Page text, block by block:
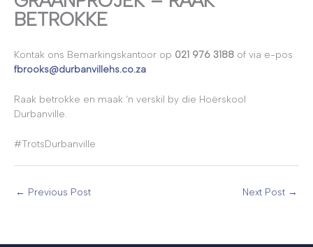
BETROKKE
Kontak ons Bemarkingskantoor op 021 976 3188 of via e-pos
fbrooks@durbanvillehs.co.za
Raak betrokke en maak ‘n verskil by die Hoërskool
Durbanville.
#TrotsDurbanville
← Previous Post Next Post →